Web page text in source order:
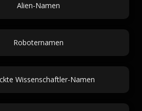
Alien-Namen
Roboternamen
Wissenschaftler-Namen